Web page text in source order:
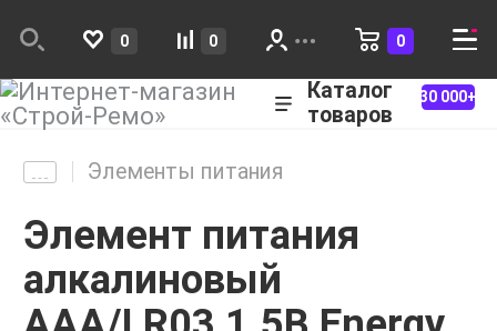
0 0 0
Каталог
товаров
30 000+
Элементы питания
Элемент питания
алкалиновый